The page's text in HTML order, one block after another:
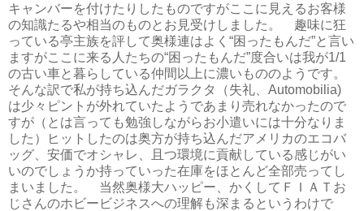
キャンバーを付けたりしたものですがここに見えるお客様
の知識たるや相当のものとお見受けしました。 趣味に狂
っている亭主族を評して奥様連はよく“困ったもんだ”と言い
ますがここに来る人たちの“困ったもんだ”度合いは我が1/1
の古い車と暮らしている仲間以上に濃いもののようです。
そんな訳で私が持ち込んだガラクタ（失礼、Automobilia)
は少々ピントが外れていたようであまり売れなかったので
すが（とは言っても勉強しながらお小遣いには十分なりま
した）ヒットしたのは奥方が持ち込んだアメリカのエコバ
ッグ、安価でオシャレ、且つ環境に貢献している感じがい
いのでしょうか持っていった在庫をほとんど全部売ってし
まいました。 当然奥様大ハッピー、かくしてＦＩＡＴお
じさんのホビービジネスへの理解も深まるというわけで